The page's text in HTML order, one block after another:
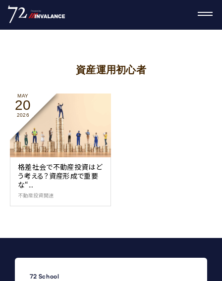
資産運用初心者
MAY
20
2026
格差社会で不動産投資はど
う考える？資産形成で重要
な“...
不動産投資関連
72 School